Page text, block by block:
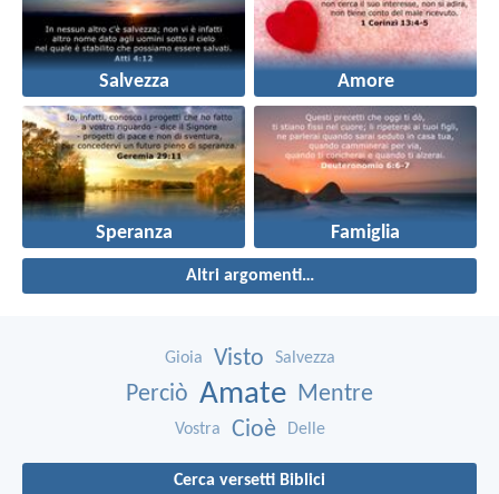
Salvezza Amore
Speranza Famiglia
Altri argomenti…
Gioia Visto Salvezza
Perciò Amate Mentre
Vostra Cioè Delle
Cerca versetti Biblici